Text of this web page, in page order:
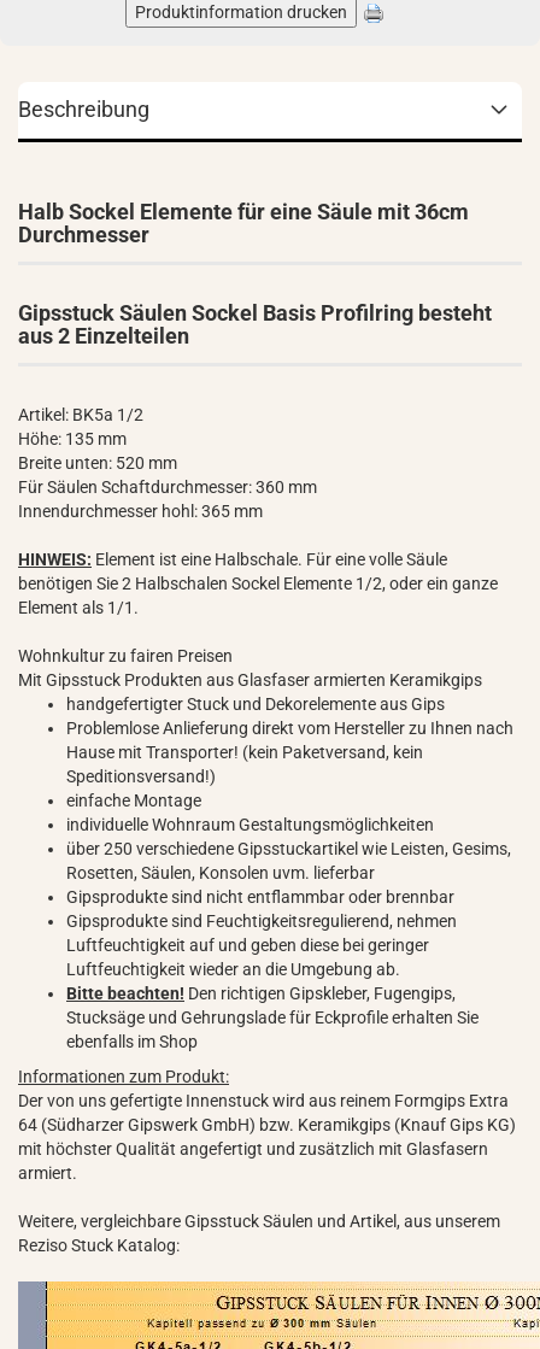
Produktinformation drucken
Beschreibung
Halb Sockel Elemente für eine Säule mit 36cm
Durchmesser
Gipsstuck Säulen Sockel Basis Profilring besteht
aus 2 Einzelteilen
Artikel: BK5a 1/2
Höhe: 135 mm
Breite unten: 520 mm
Für Säulen Schaftdurchmesser: 360 mm
Innendurchmesser hohl: 365 mm
HINWEIS: Element ist eine Halbschale. Für eine volle Säule
benötigen Sie 2 Halbschalen Sockel Elemente 1/2, oder ein ganze
Element als 1/1.
Wohnkultur zu fairen Preisen
Mit Gipsstuck Produkten aus Glasfaser armierten Keramikgips
handgefertigter Stuck und Dekorelemente aus Gips
Problemlose Anlieferung direkt vom Hersteller zu Ihnen nach
Hause mit Transporter! (kein Paketversand, kein
Speditionsversand!)
einfache Montage
individuelle Wohnraum Gestaltungsmöglichkeiten
über 250 verschiedene Gipsstuckartikel wie Leisten, Gesims,
Rosetten, Säulen, Konsolen uvm. lieferbar
Gipsprodukte sind nicht entflammbar oder brennbar
Gipsprodukte sind Feuchtigkeitsregulierend, nehmen
Luftfeuchtigkeit auf und geben diese bei geringer
Luftfeuchtigkeit wieder an die Umgebung ab.
Bitte beachten! Den richtigen Gipskleber, Fugengips,
Stucksäge und Gehrungslade für Eckprofile erhalten Sie
ebenfalls im Shop
Informationen zum Produkt:
Der von uns gefertigte Innenstuck wird aus reinem Formgips Extra
64 (Südharzer Gipswerk GmbH) bzw. Keramikgips (Knauf Gips KG)
mit höchster Qualität angefertigt und zusätzlich mit Glasfasern
armiert.
Weitere, vergleichbare Gipsstuck Säulen und Artikel, aus unserem
Reziso Stuck Katalog: